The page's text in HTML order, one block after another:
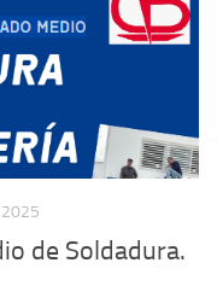
2025
de Soldadura.